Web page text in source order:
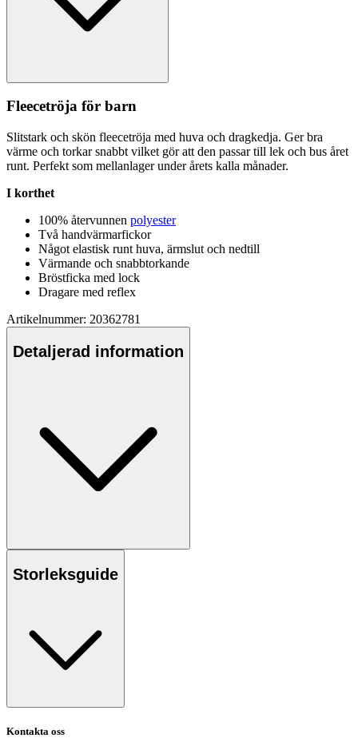
Fleecetröja för barn
Slitstark och skön fleecetröja med huva och dragkedja. Ger bra
värme och torkar snabbt vilket gör att den passar till lek och bus året
runt. Perfekt som mellanlager under årets kalla månader.
I korthet
100% återvunnen polyester
Två handvärmarfickor
Något elastisk runt huva, ärmslut och nedtill
Värmande och snabbtorkande
Bröstficka med lock
Dragare med reflex
Artikelnummer: 20362781
Detaljerad information
Storleksguide
Kontakta oss